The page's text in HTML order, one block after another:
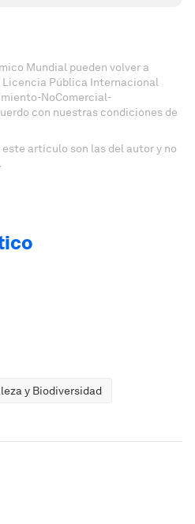
Mundial pueden volver a
Licencia Pública Internacional
NoComercial-
con nuestras condiciones de
artículo son las del autor y no
y Biodiversidad